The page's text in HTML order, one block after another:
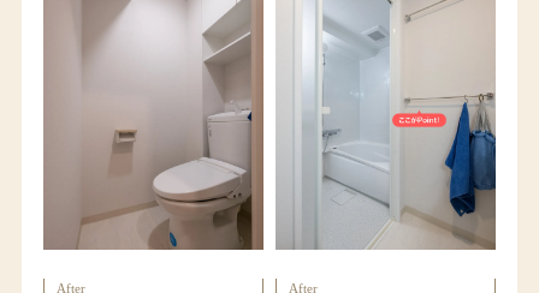
After After